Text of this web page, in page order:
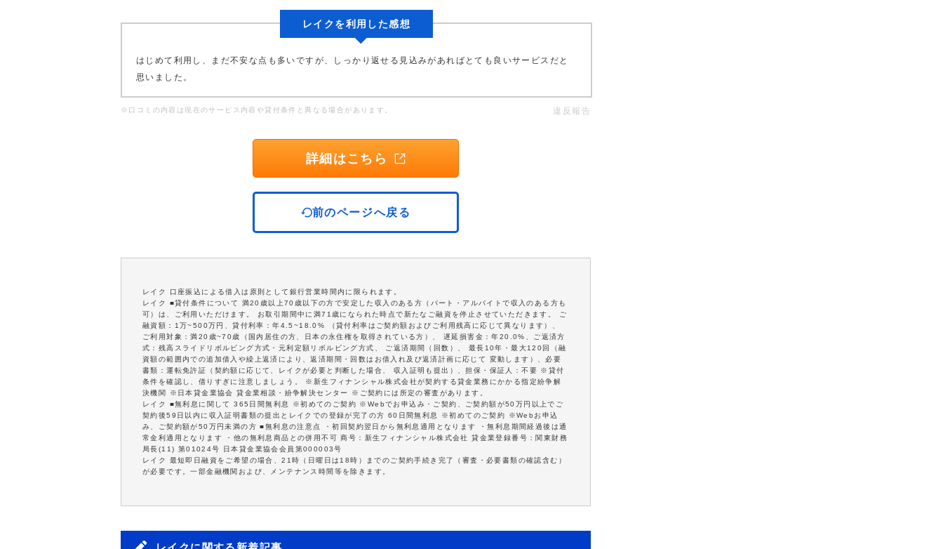
レイクを利用した感想
はじめて利用し、まだ不安な点も多いですが、しっかり返せる見込みがあればとても良いサービスだと
思いました。
※口コミの内容は現在のサービス内容や貸付条件と異なる場合があります。 違反報告
詳細はこちら
前のページへ戻る
レイク 口座振込による借入は原則として銀行営業時間内に限られます。
レイク ■貸付条件について 満20歳以上70歳以下の方で安定した収入のある方（パート・アルバイトで収入のある方も
可）は、ご利用いただけます。 お取引期間中に満71歳になられた時点で新たなご融資を停止させていただきます。 ご
融資額：1万~500万円、貸付利率：年4.5~18.0% （貸付利率はご契約額およびご利用残高に応じて異なります）、
ご利用対象：満20歳~70歳（国内居住の方、日本の永住権を取得されている方）、 遅延損害金：年20.0%、ご返済方
式：残高スライドリボルビング方式・元利定額リボルビング方式、 ご返済期間（回数）、 最長10年・最大120回（融
資額の範囲内での追加借入や繰上返済により、返済期間・回数はお借入れ及び返済計画に応じて 変動します）、必要
書類：運転免許証（契約額に応じて、レイクが必要と判断した場合、 収入証明も提出）、担保・保証人：不要 ※貸付
条件を確認し、借りすぎに注意しましょう。 ※新生フィナンシャル株式会社が契約する貸金業務にかかる指定紛争解
決機関 ※日本貸金業協会 貸金業相談・紛争解決センター ※ご契約には所定の審査があります。
レイク ■無利息に関して 365日間無利息 ※初めてのご契約 ※Webでお申込み・ご契約、ご契約額が50万円以上でご
契約後59日以内に収入証明書類の提出とレイクでの登録が完了の方 60日間無利息 ※初めてのご契約 ※Webお申込
み、ご契約額が50万円未満の方 ■無利息の注意点 ・初回契約翌日から無利息適用となります ・無利息期間経過後は通
常金利適用となります ・他の無利息商品との併用不可 商号：新生フィナンシャル株式会社 貸金業登録番号：関東財務
局長(11) 第01024号 日本貸金業協会会員第000003号
レイク 最短即日融資をご希望の場合、21時（日曜日は18時）までのご契約手続き完了（審査・必要書類の確認含む）
が必要です。一部金融機関および、メンテナンス時間等を除きます。